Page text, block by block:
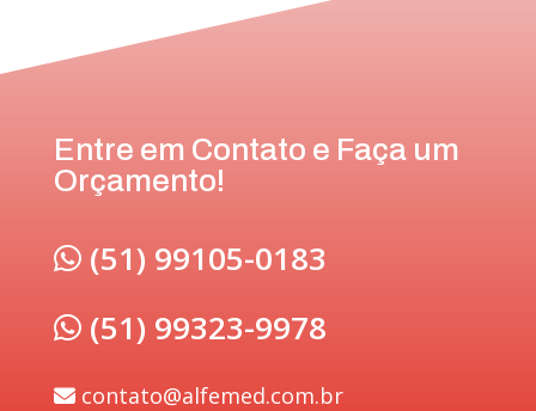
Entre em Contato e Faça um
Orçamento!
(51) 99105-0183
(51) 99323-9978
contato@alfemed.com.br